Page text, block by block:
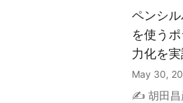
ペンシ
を使う
力化を実
May 30,
✍️ 胡田昌